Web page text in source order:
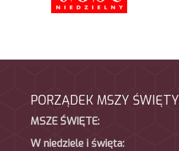
PORZĄDEK MSZY
MSZE ŚWIĘTE:
W niedziele i święta: